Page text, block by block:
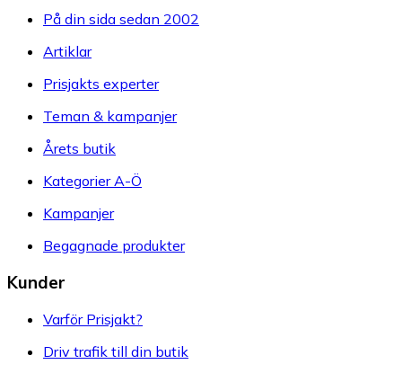
På din sida sedan 2002
Artiklar
Prisjakts experter
Teman & kampanjer
Årets butik
Kategorier A-Ö
Kampanjer
Begagnade produkter
Kunder
Varför Prisjakt?
Driv trafik till din butik